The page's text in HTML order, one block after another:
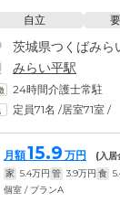
自立
茨城県つくばみら
みらい平駅
24時間介護士常駐
定員71名 /居室71室 /
月額15.9 万円 (入
家 5.4万円 管 3.9万円 食
個室 / プランA